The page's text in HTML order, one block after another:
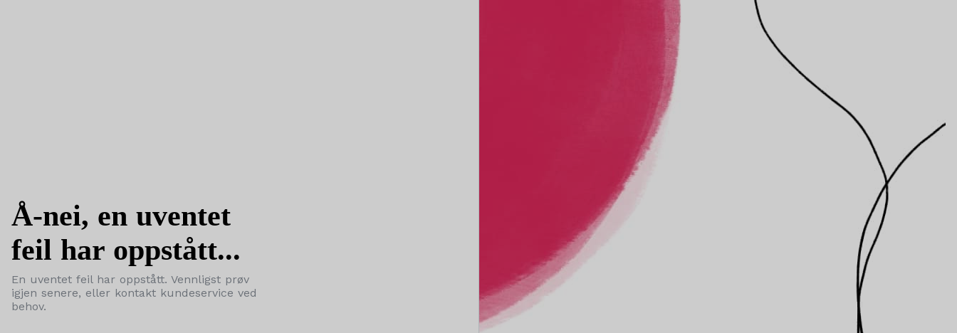
Å-nei, en uventet
feil har oppstått...
En uventet feil har oppstått. Vennligst prøv
igjen senere, eller kontakt kundeservice ved
behov.